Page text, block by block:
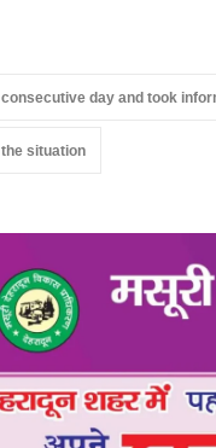
consecutive day and took
the situation